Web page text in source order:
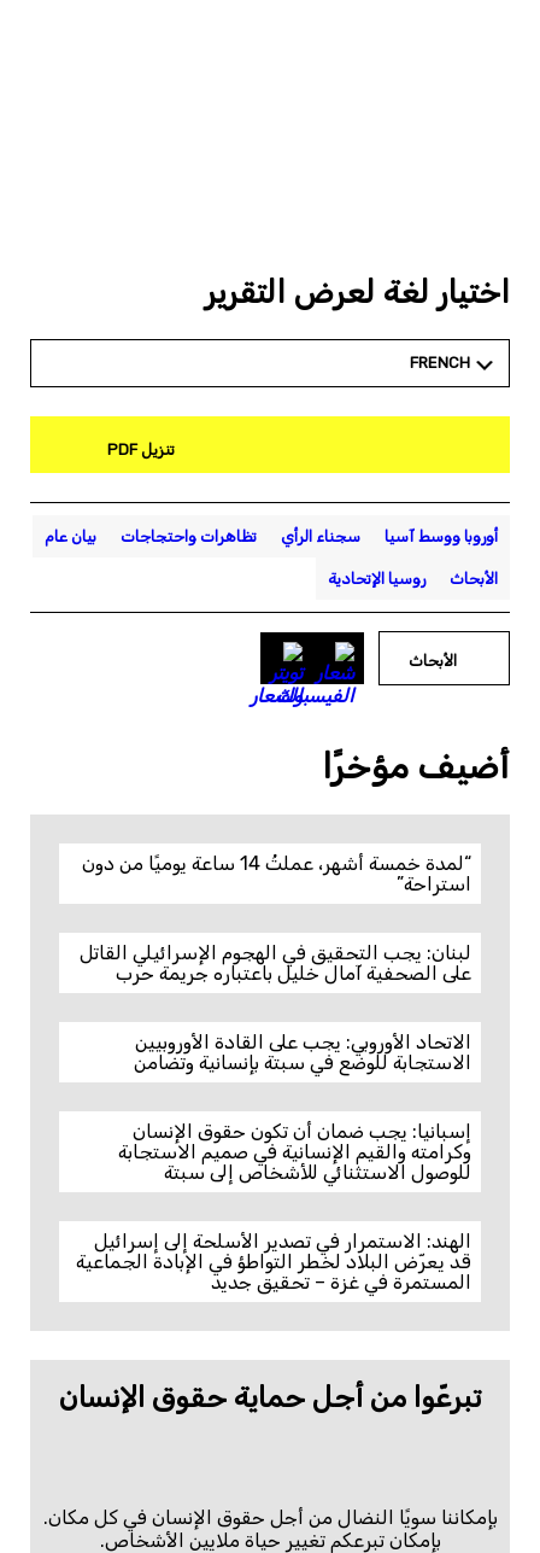
اختيار لغة لعرض التقرير
FRENCH
تنزيل PDF
أوروبا ووسط آسيا سجناء الرأي تظاهرات واحتجاجات بيان عام
الأبحاث روسيا الإتحادية
الأبحاث
أضيف مؤخرًا
“لمدة خمسة أشهر، عملتُ 14 ساعة يوميًا من دون
استراحة”
لبنان: يجب التحقيق في الهجوم الإسرائيلي القاتل
على الصحفية آمال خليل باعتباره جريمة حرب
الاتحاد الأوروبي: يجب على القادة الأوروبيين
الاستجابة للوضع في سبتة بإنسانية وتضامن
إسبانيا: يجب ضمان أن تكون حقوق الإنسان
وكرامته والقيم الإنسانية في صميم الاستجابة
للوصول الاستثنائي للأشخاص إلى سبتة
الهند: الاستمرار في تصدير الأسلحة إلى إسرائيل
قد يعرّض البلاد لخطر التواطؤ في الإبادة الجماعية
المستمرة في غزة – تحقيق جديد
تبرعّوا من أجل حماية حقوق الإنسان
بإمكاننا سويًا النضال من أجل حقوق الإنسان في كل مكان.
بإمكان تبرعكم تغيير حياة ملايين الأشخاص.